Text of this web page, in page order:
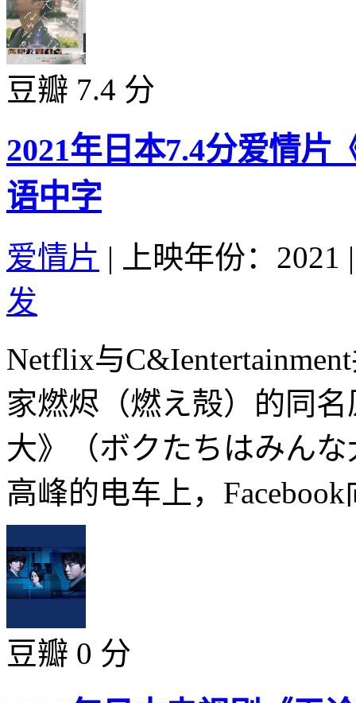
豆瓣 7.4 分
2021年日本7.4分爱情片
语中字
爱情片 | 上映年份：2021 |
发
Netflix与
家燃烬（燃え殻）的同
大》（ボクたちはみん
高峰的电车上，
豆瓣 0 分